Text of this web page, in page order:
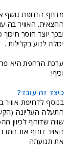
מדחף הרחפת נושף
החצאית. האוויר בה
ובכך יוצר חוסר
יכולה לנוע בקלילות .
ערכת הרחפת היא
וכיף!
כיצד זה עובד?
בנוסף לדחיפת
התעלה העליונה
שווה שדוחף לכיוון
האויר דוחף את
את תנועתה